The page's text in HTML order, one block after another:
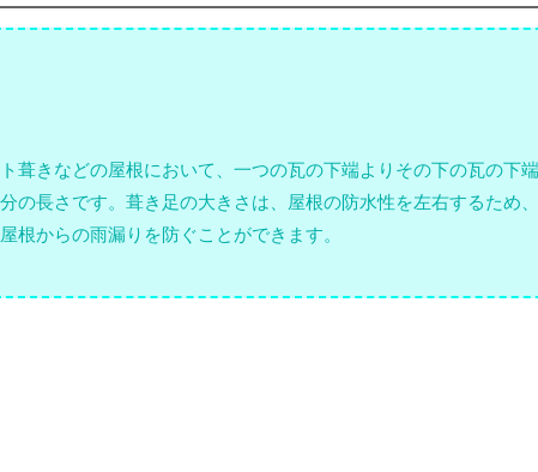
葺きなどの屋根において、一つの瓦の下端よりその下の瓦の下
の長さです。葺き足の大きさは、屋根の防水性を左右するため
根からの雨漏りを防ぐことができます。